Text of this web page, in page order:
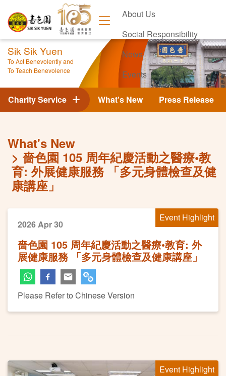
About Us
Social Responsibility
News
Events
Contact Us
Sik Sik Yuen
To Act Benevolently and
To Teach Benevolence
What's New Press Release
Charity Service
What's New
嗇色園 105 周年紀慶活動之醫療•教
育: 外展健康服務 「多元身體檢查及健
康講座」
Event Highlight
2026 Apr 30
嗇色園 105 周年紀慶活動之醫療•教育: 外
展健康服務 「多元身體檢查及健康講座」
Please Refer to Chinese Version
Event Highlight